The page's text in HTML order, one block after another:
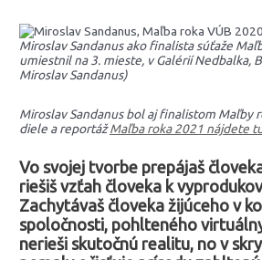
Miroslav Sandanus ako finalista súťaže
umiestnil na 3. mieste, v Galérií Nedbalka,
Miroslav Sandanus)
Miroslav Sandanus bol aj finalistom Maľby
diele a reportážMaľba roka 2021 nájdete
Vo svojej tvorbe prepájaš
riešiš vzťah človeka k
Zachytávaš človeka žijúceho v
spoločnosti, pohlteného
nerieši skutočnú realitu, no v